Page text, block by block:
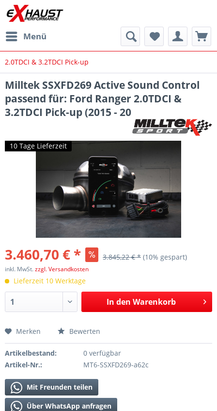
Menü
2.0TDCI & 3.2TDCI Pick-up
Milltek SSXFD269 Active Sound Control
passend für: Ford Ranger 2.0TDCI &
3.2TDCI Pick-up (2015 - 20
10 Tage Lieferzeit
3.460,70 € * 3.845,22 € * (10% gespart)
inkl. MwSt.zzgl. Versandkosten
Lieferzeit 10 Werktage
In den Warenkorb
Merken Bewerten
Artikelbestand:
0 verfügbar
Artikel-Nr.:
MT6-SSXFD269-a62c
Mit Freunden teilen
Über WhatsApp anfragen